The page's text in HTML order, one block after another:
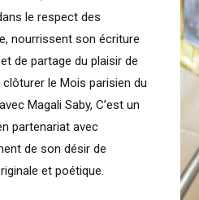
le respect des
nourrissent son écriture
de partage du plaisir de
le Mois parisien du
Magali Saby, C’est un
partenariat avec
de son désir de
et poétique.